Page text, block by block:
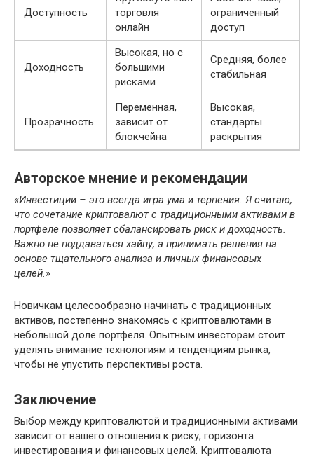
Доступность
торговля
онлайн
ограниченный
доступ
Доходность
Высокая, но с
большими
рисками
Средняя, более
стабильная
Прозрачность
Переменная,
зависит от
блокчейна
Высокая,
стандарты
раскрытия
Авторское мнение и рекомендации
«Инвестиции – это всегда игра ума и терпения. Я считаю,
что сочетание криптовалют с традиционными активами в
портфеле позволяет сбалансировать риск и доходность.
Важно не поддаваться хайпу, а принимать решения на
основе тщательного анализа и личных финансовых
целей.»
Новичкам целесообразно начинать с традиционных
активов, постепенно знакомясь с криптовалютами в
небольшой доле портфеля. Опытным инвесторам стоит
уделять внимание технологиям и тенденциям рынка,
чтобы не упустить перспективы роста.
Заключение
Выбор между криптовалютой и традиционными активами
зависит от вашего отношения к риску, горизонта
инвестирования и финансовых целей. Криптовалюта